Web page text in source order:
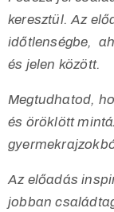
keresztül.Az
időtlenségbe,
és jelen között.
Megtudhatod,
és öröklött
Az előadás
jobban